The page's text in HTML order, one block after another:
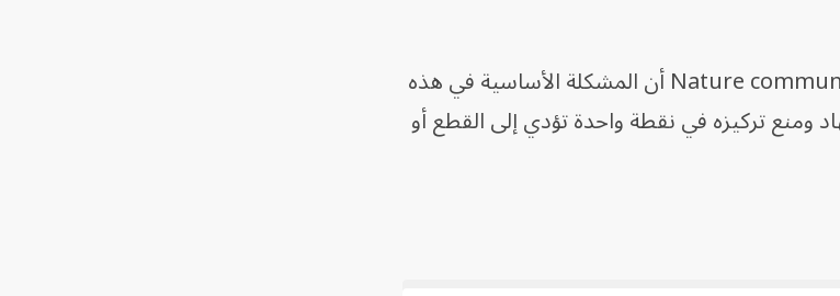
وذكر الباحثون في الدراسة التي نشرتها دورية Nature communications أن المشكلة الأساسية في هذه
ومنع تركيزه في نقطة واحدة تؤدي إلى القطع أو